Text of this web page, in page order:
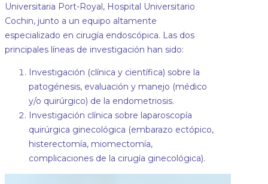
Universitaria Port-Royal, Hospital Universitario
Cochin, junto a un equipo altamente
especializado en cirugía endoscópica. Las dos
principales líneas de investigación han sido:
Investigación (clínica y científica) sobre la
patogénesis, evaluación y manejo (médico
y/o quirúrgico) de la endometriosis.
Investigación clínica sobre laparoscopía
quirúrgica ginecológica (embarazo ectópico,
histerectomía, miomectomía,
complicaciones de la cirugía ginecológica).